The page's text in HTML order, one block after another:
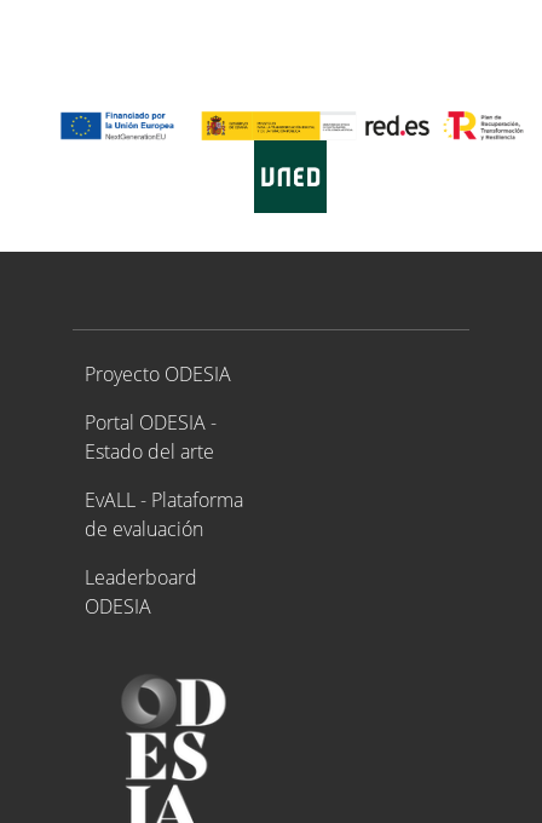
Proyecto ODESIA
Proyecto ODESIA
Portal ODESIA -
Estado del arte
EvALL - Plataforma
de evaluación
Leaderboard
ODESIA